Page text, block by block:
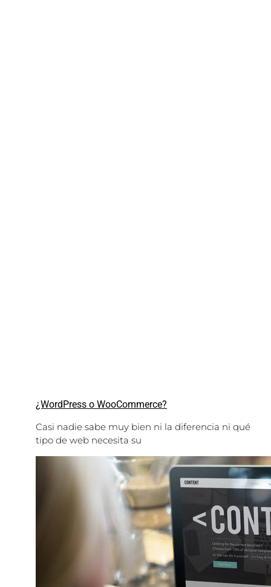
¿WordPress o WooCommerce?
Casi nadie sabe muy bien ni la diferencia ni qué
tipo de web necesita su